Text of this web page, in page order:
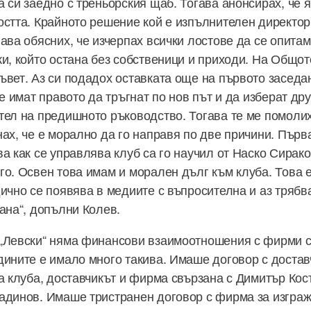
Крайното решение кой е изпълнителен
обясних, че изчерпах всички лостове да се
който остана без собственици и приходи. На
Аз си подадох оставката още на първото
имат правото да тръгнат по нов път и да изберат
на предишното ръководство. Тогава те ме
че е морално да го направя по две причини.
как се управлява клуб са го научил от Наско
Освен това имам и морален дълг към клуба. Това
се появява в медиите с въпросителна и аз
допълни Колев.
няма финансови взаимоотношения с фирми
е имало много такива. Имаше договор с
клуба, доставчикът и фирма свързана с Димитър
Имаше тристранен договор с фирма за